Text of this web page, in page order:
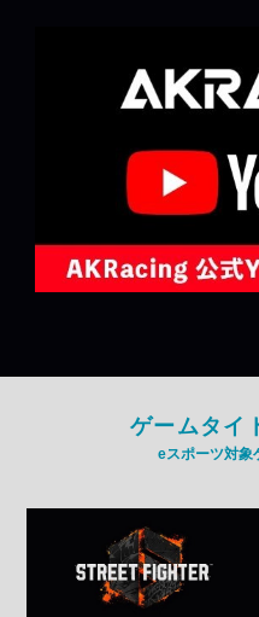
ゲームタイ
eスポーツ対象